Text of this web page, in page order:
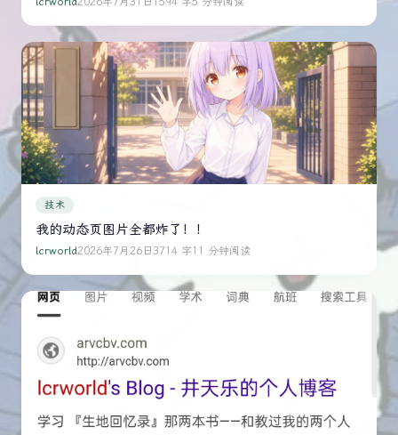
技术
我的动态页图片全都炸了！！
lcrworld2026年7月26日3714 字11 分钟阅读